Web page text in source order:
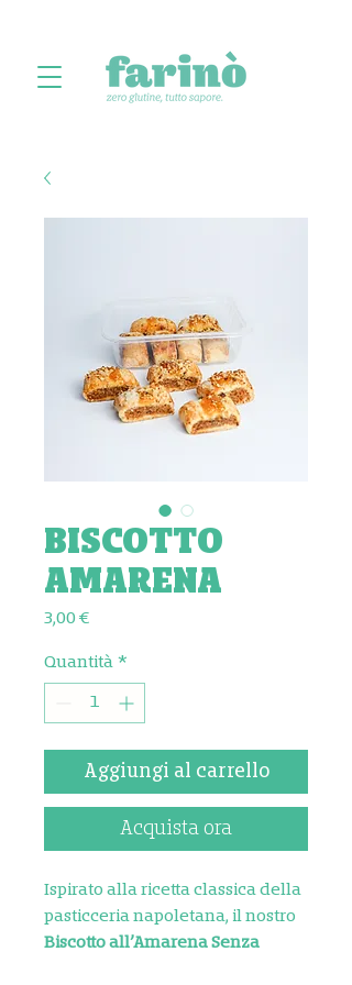
BISCOTTO
AMARENA
3,00 €
Quantità *
Aggiungi al carrello
Acquista ora
Ispirato alla ricetta classica della
pasticceria napoletana, il nostro
Biscotto all’Amarena Senza